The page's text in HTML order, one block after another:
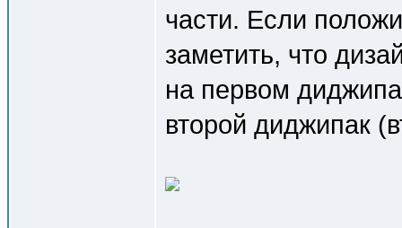
части. Если
заметить, что
на первом
второй диджипак